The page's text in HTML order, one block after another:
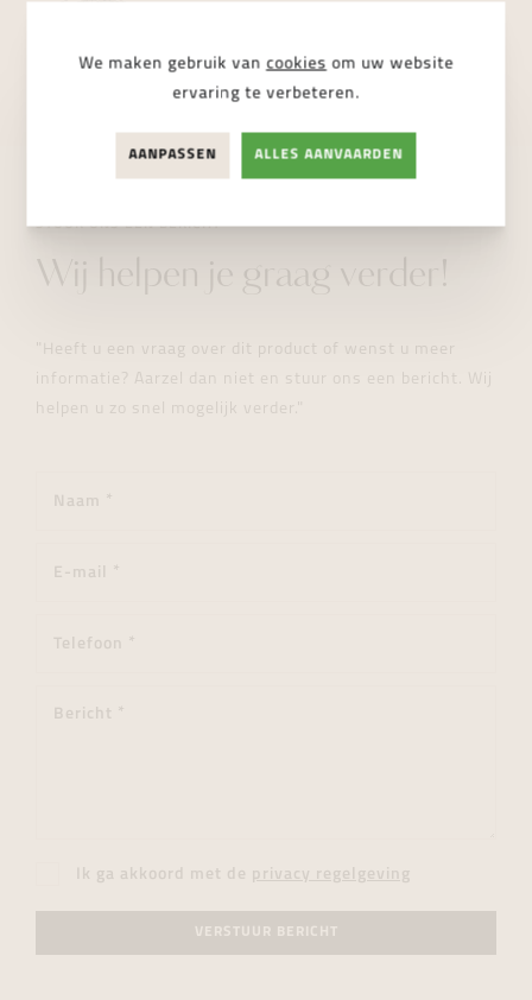
NIET BESCHIKBAAR
STUUR ONS EEN BERICHT
Wij helpen je graag verder!
"Heeft u een vraag over dit product of wenst u meer
informatie? Aarzel dan niet en stuur ons een bericht. Wij
helpen u zo snel mogelijk verder."
Ik ga akkoord met de privacy regelgeving
VERSTUUR BERICHT
We maken gebruik van cookies om uw website
ervaring te verbeteren.
AANPASSEN ALLES AANVAARDEN